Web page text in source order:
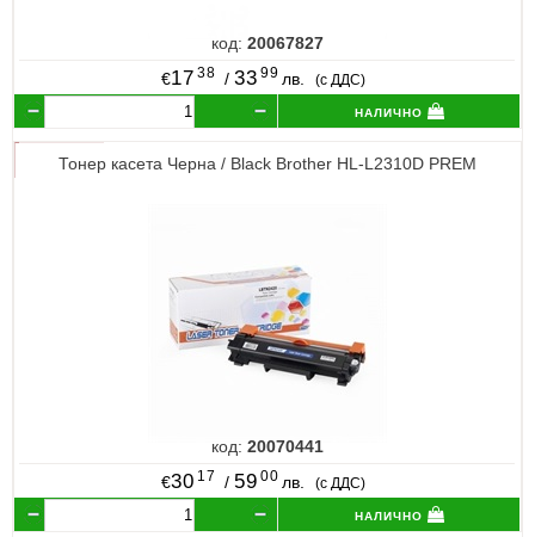
код: 20067827
€17 38 / 33 99 лв. (с ДДС)
налично
Тонер касета Черна / Black Brother HL-L2310D PREM
код: 20070441
€30 17 / 59 00 лв. (с ДДС)
налично